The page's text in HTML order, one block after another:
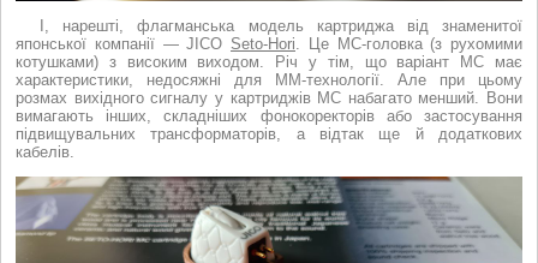
І, нарешті, флагманська модель картриджа від знаменитої
японської компанії — JICO Seto-Hori. Це МС-головка (з рухомими
котушками) з високим виходом. Річ у тім, що варіант МС має
характеристики, недосяжні для ММ-технології. Але при цьому
розмах вихідного сигналу у картриджів МС набагато менший. Вони
вимагають інших, складніших фонокоректорів або застосування
підвищувальних трансформаторів, а відтак ще й додаткових
кабелів.